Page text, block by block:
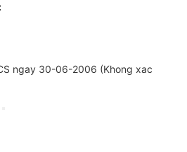
ngay 30-06-2006 (Khong xac